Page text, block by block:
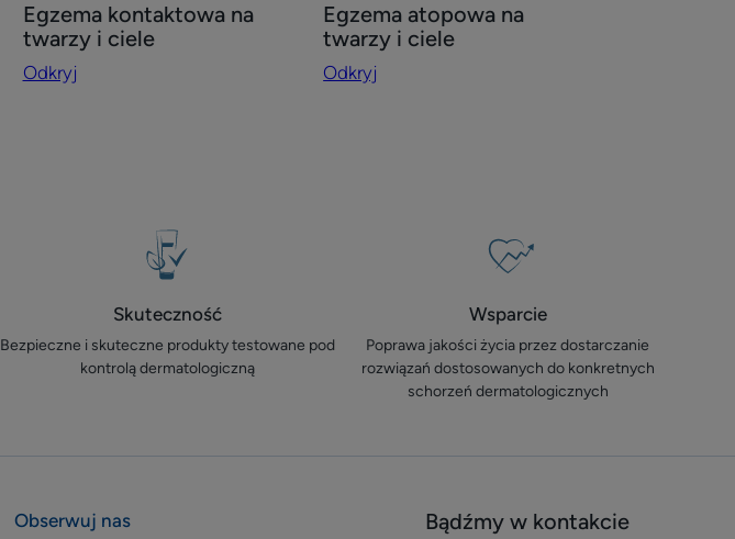
Egzema
kontaktowa
na
Egzema kontaktowa na
twarzy i ciele
Odkryj
Egzema
atopowa
na
Egzema atopowa na
twarzy i ciele
Odkryj
Skuteczność
Bezpieczne i skuteczne produkty testowane pod
kontrolą dermatologiczną
Wsparcie
Poprawa jakości życia przez dostarczanie
rozwiązań dostosowanych do konkretnych
schorzeń dermatologicznych
Bądźmy w kontakcie
Obserwuj nas